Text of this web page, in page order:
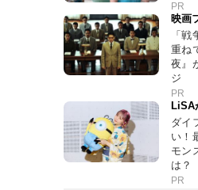
PR
映画
「
重ね
夜』
ジ
PR
LiSA
ダイ
い！
モン
は？
PR